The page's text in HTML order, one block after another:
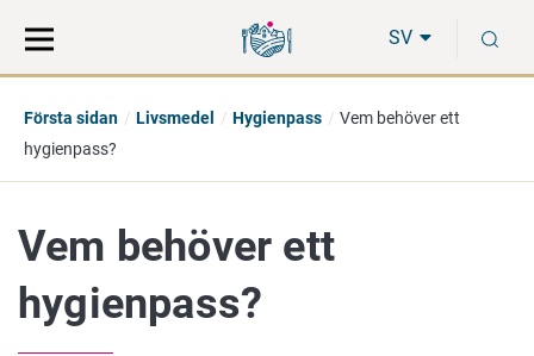
direkt
till
på
hela
SV
Första sidan Livsmedel Hygienpass
Vem behöver ett
hygienpass?
Vem behöver ett
hygienpass?